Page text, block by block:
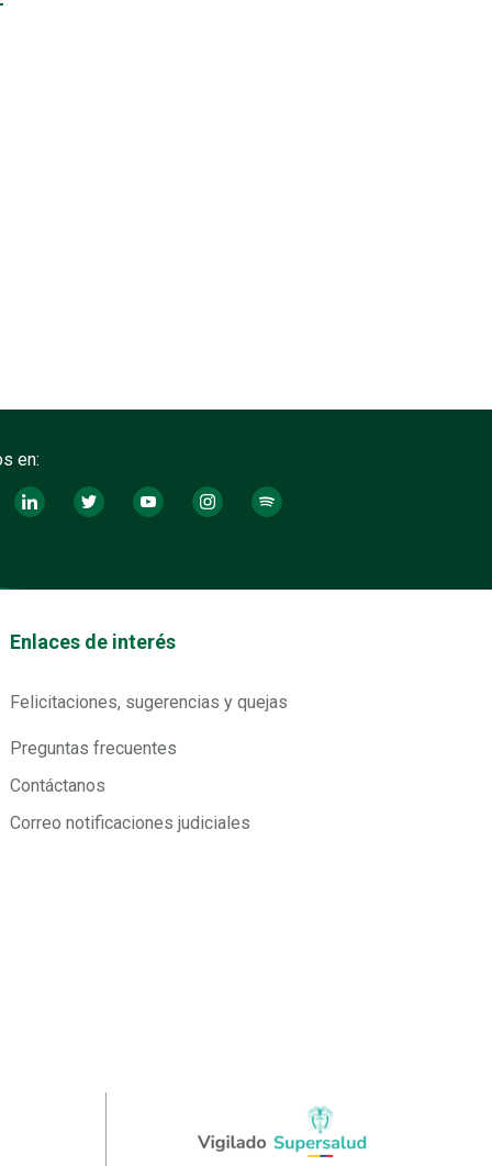
en:
footer
Enlaces de interés
Felicitaciones, sugerencias y quejas
Preguntas frecuentes
Contáctanos
Correo notificaciones judiciales